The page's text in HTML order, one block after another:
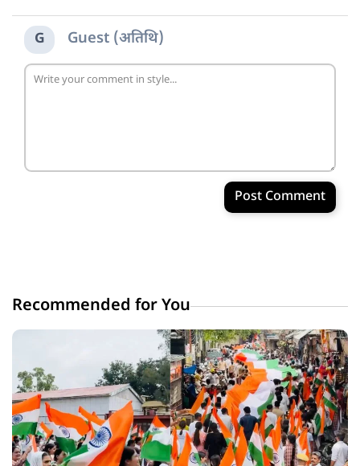
G Guest (अतिथि)
Post Comment
Recommended for You